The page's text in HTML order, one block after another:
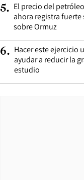
5. El precio del
ahora registra
sobre Ormuz
6. Hacer este ejercicio
ayudar a reducir la
estudio